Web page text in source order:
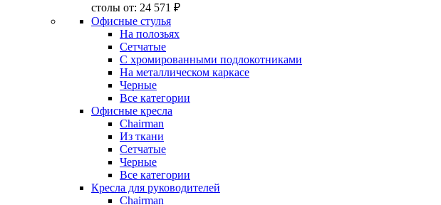
столы от: 24 571 ₽
Офисные стулья
На полозьях
Сетчатые
С хромированными подлокотниками
На металлическом каркасе
Черные
Все категории
Офисные кресла
Chairman
Из ткани
Сетчатые
Черные
Все категории
Кресла для руководителей
Chairman